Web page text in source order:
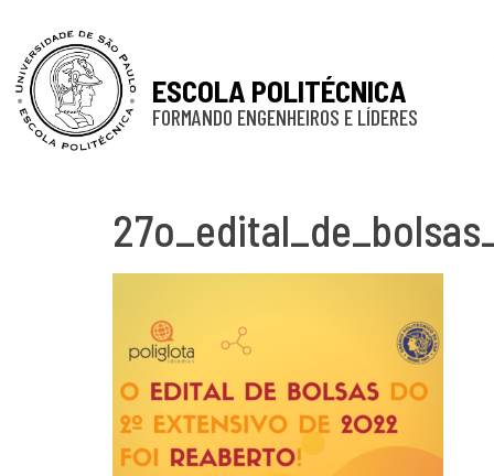
ESCOLA POLITÉCNICA
FORMANDO ENGENHEIROS E LÍDERES